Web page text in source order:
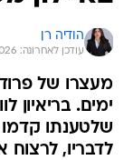
הודיה רן
עודכן לאחרונה: 5.6.2026 / 9:52
ימים. בריאיון
שלטענתו קדמו
לדבריו,